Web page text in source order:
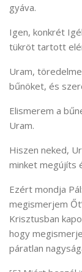
gyáva.
Igen, konkrét
tükröt tartott
Uram,
bűnöket, és
Elismerem a
Uram.
Hiszen neked,
minket megújíts
Ezért mondja
megismerjem
Krisztusban
hogy
páratlan